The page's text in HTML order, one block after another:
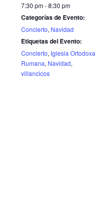
7:30 pm - 8:30 pm
Categorías de Evento:
Concierto, Navidad
Etiquetas del Evento:
Concierto, Iglesia Ortodoxa
Rumana, Navidad,
villancicos